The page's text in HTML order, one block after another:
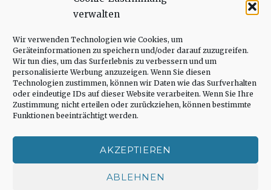
verwalten
Wir verwenden Technologien wie Cookies, um
Geräteinformationen zu speichern und/oder darauf zuzugreifen.
Wir tun dies, um das Surferlebnis zu verbessern und um
personalisierte Werbung anzuzeigen. Wenn Sie diesen
Technologien zustimmen, können wir Daten wie das Surfverhalten
oder eindeutige IDs auf dieser Website verarbeiten. Wenn Sie Ihre
Zustimmung nicht erteilen oder zurückziehen, können bestimmte
Funktionen beeinträchtigt werden.
AKZEPTIEREN
ABLEHNEN
Weitere Effekte
Systemoptimierung
Antriebstechnik
Embedded Systems